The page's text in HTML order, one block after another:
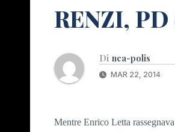
RENZI,
Di nea-polis
MAR 22, 2014
Mentre Enrico Letta